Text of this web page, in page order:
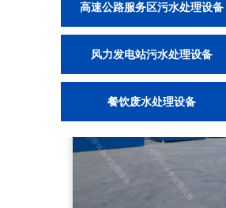
高速公路服务区污水处理设备
风力发电站污水处理设备
餐饮废水处理设备